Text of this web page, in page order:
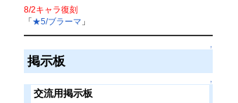
8/2キャラ復刻
「★5/ブラーマ 」
↑
掲示板
↑
交流用掲示板